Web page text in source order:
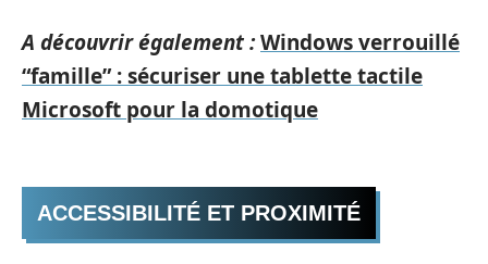
A découvrir également :Windows verrouillé
“famille” : sécuriser une tablette tactile
Microsoft pour la domotique
ACCESSIBILITÉ ET PROXIMITÉ